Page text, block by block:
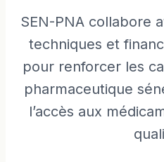
SEN-PNA collabore
techniques et
pour renforcer les
pharmaceutique
l’accès aux